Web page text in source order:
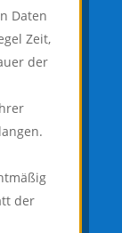
Daten
Zeit,
der
der